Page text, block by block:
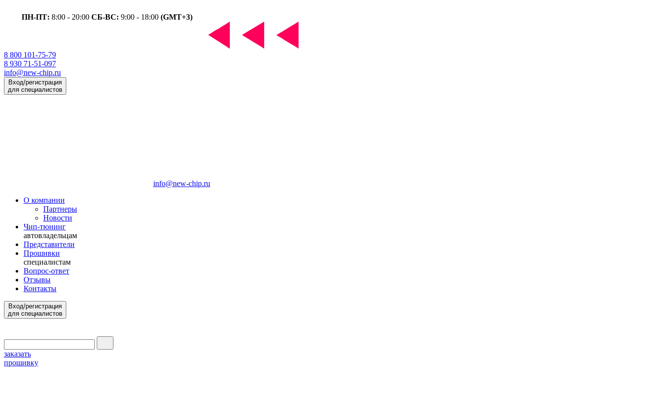
ПН-ПТ: 8:00 - 20:00 СБ-ВС: 9:00 - 18:00 (GMT+3)
8 800 101-75-79
8 930 71-51-097
info@new-chip.ru
Вход/регистрация
для специалистов
info@new-chip.ru
О компании
Партнеры
Новости
Чип-тюнинг
автовладельцам
Представители
Прошивки
специалистам
Вопрос-ответ
Отзывы
Контакты
Вход/регистрация
для специалистов
заказать
прошивку